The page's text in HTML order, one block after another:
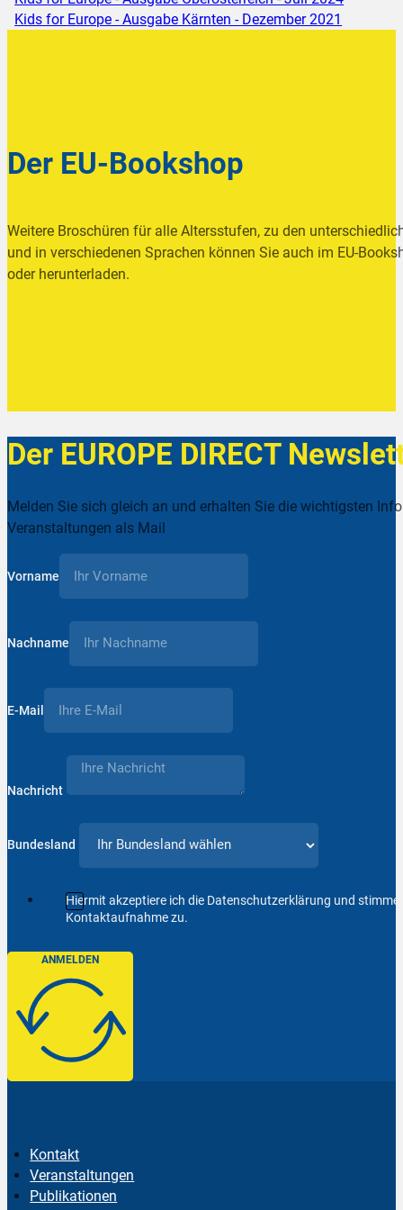
Kids for Europe - Ausgabe Kärnten - Dezember 2021
Der EU-Bookshop
Weitere Broschüren für alle Altersstufen, zu den
und in verschiedenen Sprachen können Sie auch im EU-
oder herunterladen.
Der EUROPE DIRECT
Melden Sie sich gleich an und erhalten Sie die wichtigsten
Veranstaltungen als Mail
Vorname
Nachname
E-Mail
Nachricht
Bundesland
Hiermit akzeptiere ich die Datenschutzerklärung und
Kontaktaufnahme zu.
ANMELDEN
Kontakt
Veranstaltungen
Publikationen